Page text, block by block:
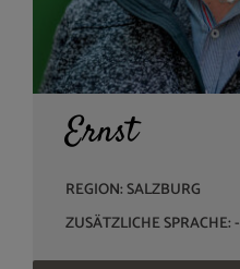
Ernst
REGION: SALZBURG
ZUSÄTZLICHE SPRACHE: -